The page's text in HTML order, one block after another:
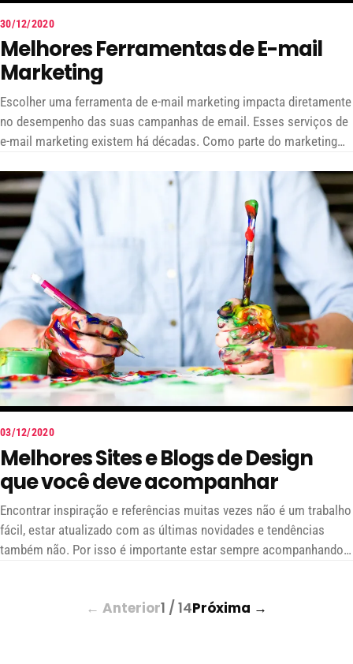
30/12/2020
Melhores Ferramentas de E-mail
Marketing
Escolher uma ferramenta de e-mail marketing impacta diretamente
no desempenho das suas campanhas de email. Esses serviços de
e-mail marketing existem há décadas. Como parte do marketing
mais eficaz atualmente se considerarmos o Retorno do
Investimento (ROI).
03/12/2020
Melhores Sites e Blogs de Design
que você deve acompanhar
Encontrar inspiração e referências muitas vezes não é um trabalho
fácil, estar atualizado com as últimas novidades e tendências
também não. Por isso é importante estar sempre acompanhando
← Anterior1 / 14Próxima →